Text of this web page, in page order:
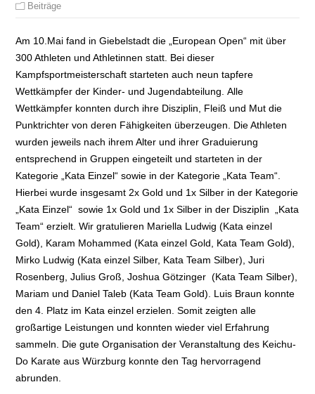
Beiträge
Am 10.Mai fand in Giebelstadt die „European Open“ mit über
300 Athleten und Athletinnen statt. Bei dieser
Kampfsportmeisterschaft starteten auch neun tapfere
Wettkämpfer der Kinder- und Jugendabteilung. Alle
Wettkämpfer konnten durch ihre Disziplin, Fleiß und Mut die
Punktrichter von deren Fähigkeiten überzeugen. Die Athleten
wurden jeweils nach ihrem Alter und ihrer Graduierung
entsprechend in Gruppen eingeteilt und starteten in der
Kategorie „Kata Einzel“ sowie in der Kategorie „Kata Team“.
Hierbei wurde insgesamt 2x Gold und 1x Silber in der Kategorie
„Kata Einzel“ sowie 1x Gold und 1x Silber in der Disziplin „Kata
Team“ erzielt. Wir gratulieren Mariella Ludwig (Kata einzel
Gold), Karam Mohammed (Kata einzel Gold, Kata Team Gold),
Mirko Ludwig (Kata einzel Silber, Kata Team Silber), Juri
Rosenberg, Julius Groß, Joshua Götzinger (Kata Team Silber),
Mariam und Daniel Taleb (Kata Team Gold). Luis Braun konnte
den 4. Platz im Kata einzel erzielen. Somit zeigten alle
großartige Leistungen und konnten wieder viel Erfahrung
sammeln. Die gute Organisation der Veranstaltung des Keichu-
Do Karate aus Würzburg konnte den Tag hervorragend
abrunden.